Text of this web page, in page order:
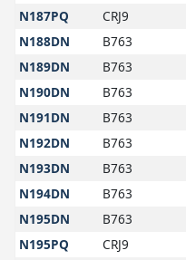
N187PQ
CRJ9
N188DN
B763
N189DN
B763
N190DN
B763
N191DN
B763
N192DN
B763
N193DN
B763
N194DN
B763
N195DN
B763
N195PQ
CRJ9